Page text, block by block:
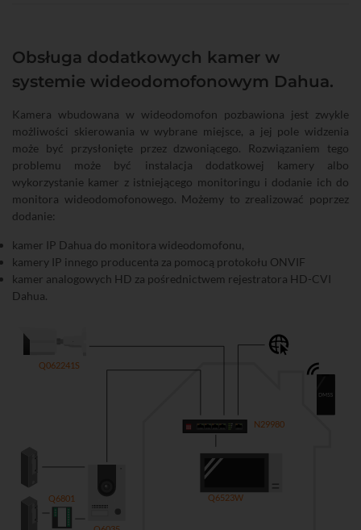
Obsługa dodatkowych kamer w
systemie wideodomofonowym Dahua.
Kamera wbudowana w wideodomofon pozbawiona jest zwykle
możliwości skierowania w wybrane miejsce, a jej pole widzenia
może być przysłonięte przez dzwoniącego. Rozwiązaniem tego
problemu może być instalacja dodatkowej kamery albo
wykorzystanie kamer z istniejącego monitoringu i dodanie ich do
monitora wideodomofonowego. Możemy to zrealizować poprzez
dodanie:
kamer IP Dahua do monitora wideodomofonu,
kamery IP innego producenta za pomocą protokołu ONVIF
kamer analogowych HD za pośrednictwem rejestratora HD-CVI
Dahua.
Q6801
Q062241S
N29980
Q6523W